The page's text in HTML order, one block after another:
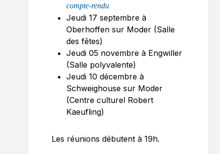
compte-rendu
Jeudi 17 septembre à
Oberhoffen sur Moder (Salle
des fêtes)
Jeudi 05 novembre à Engwiller
(Salle polyvalente)
Jeudi 10 décembre à
Schweighouse sur Moder
(Centre culturel Robert
Kaeufling)
Les réunions débutent à 19h.